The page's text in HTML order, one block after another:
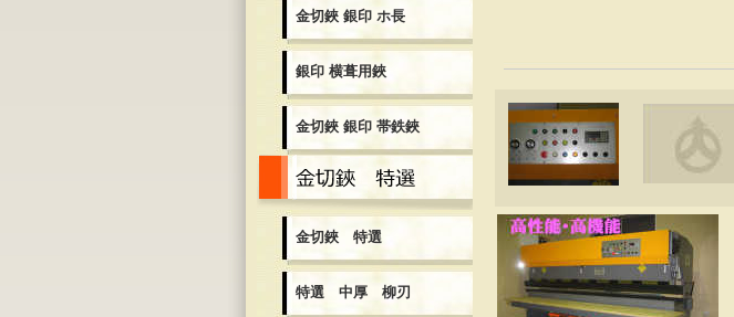
金切鋏 銀印 ホ長
銀印 横葺用鋏
金切鋏 銀印 帯鉄鋏
金切鋏 特選
金切鋏 特選
特選 中厚 柳刃